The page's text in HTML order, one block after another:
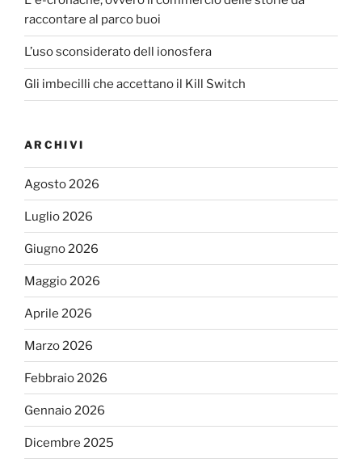
raccontare al parco buoi
L’uso sconsiderato dell ionosfera
Gli imbecilli che accettano il Kill Switch
ARCHIVI
Agosto 2026
Luglio 2026
Giugno 2026
Maggio 2026
Aprile 2026
Marzo 2026
Febbraio 2026
Gennaio 2026
Dicembre 2025